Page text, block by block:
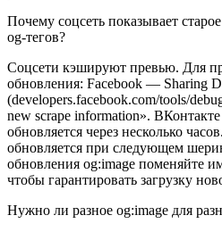
Почему соцсеть показывает
og-тегов?
Соцсети кэшируют превью. Для
обновления: Facebook — Sharing
(developers.facebook.com/tools/
new scrape information».
обновляется через несколько
обновляется при следующем
обновления og:image поменяйте
чтобы гарантировать загрузку
Нужно ли разное og:image для